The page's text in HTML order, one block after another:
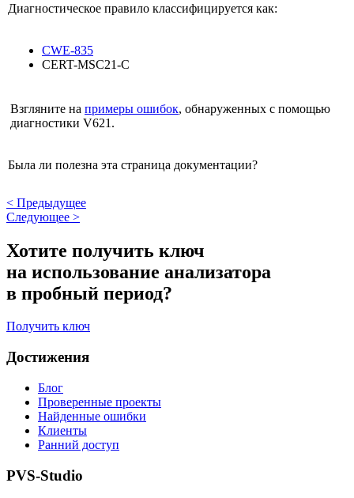
Диагностическое правило классифицируется как:
CWE-835
CERT-MSC21-C
Взгляните на примеры ошибок, обнаруженных с помощью
диагностики V621.
Была ли полезна эта страница документации?
< Предыдущее
Следующее >
Хотите получить ключ
на использование анализатора
в пробный период?
Получить ключ
Достижения
Блог
Проверенные проекты
Найденные ошибки
Клиенты
Ранний доступ
PVS-Studio